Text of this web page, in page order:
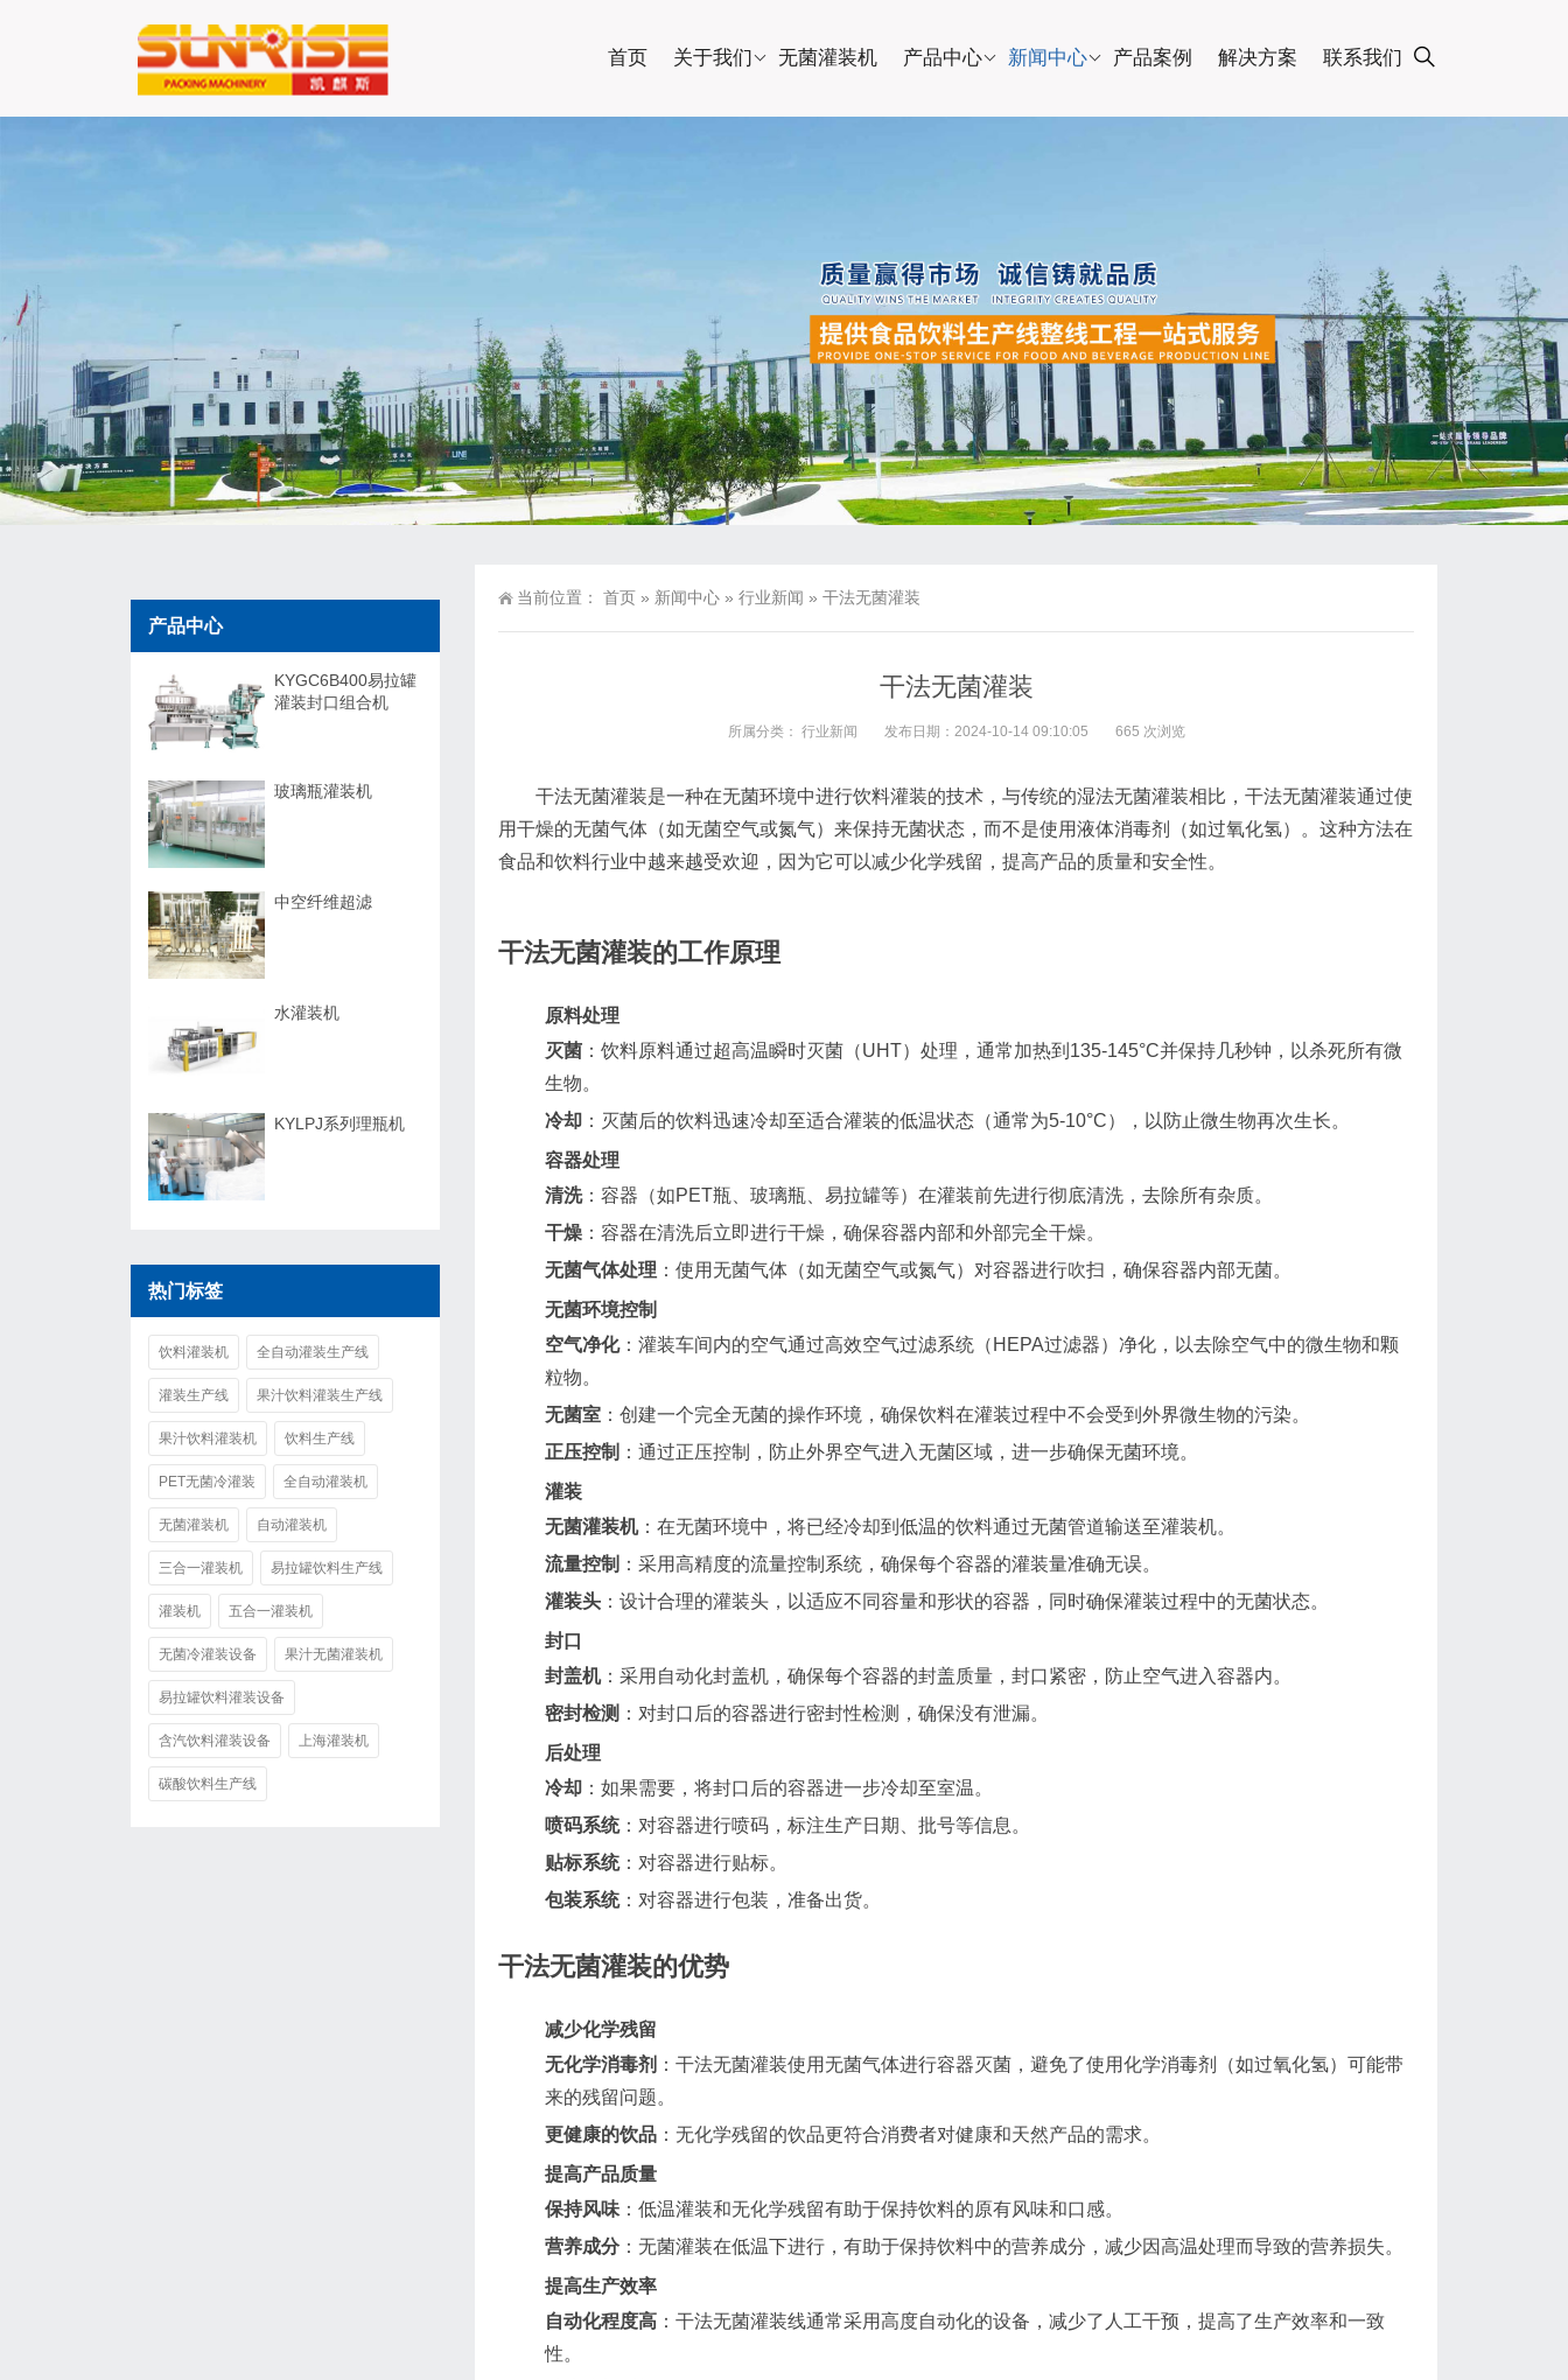
首页 关于我们 无菌灌装机 产品中心 新闻中心 产品案例 解决方案 联系我们
当前位置： 首页 » 新闻中心 » 行业新闻 » 干法无菌灌装
干法无菌灌装
所属分类： 行业新闻 发布日期：2024-10-14 09:10:05 665 次浏览
干法无菌灌装是一种在无菌环境中进行饮料灌装的技术，与传统的湿法无菌灌装相比，干法无菌灌装通过使
用干燥的无菌气体（如无菌空气或氮气）来保持无菌状态，而不是使用液体消毒剂（如过氧化氢）。这种方法在
食品和饮料行业中越来越受欢迎，因为它可以减少化学残留，提高产品的质量和安全性。
干法无菌灌装的工作原理
原料处理
灭菌 ：饮料原料通过超高温瞬时灭菌（UHT）处理，通常加热到135-145°C并保持几秒钟，以杀死所有微
生物。
冷却 ：灭菌后的饮料迅速冷却至适合灌装的低温状态（通常为5-10°C），以防止微生物再次生长。
容器处理
清洗：容器（如PET瓶、玻璃瓶、易拉罐等）在灌装前先进行彻底清洗，去除所有杂质。
干燥 ：容器在清洗后立即进行干燥，确保容器内部和外部完全干燥。
无菌气体处理 ：使用无菌气体（如无菌空气或氮气）对容器进行吹扫，确保容器内部无菌。
无菌环境控制
空气净化：灌装车间内的空气通过高效空气过滤系统（HEPA过滤器）净化，以去除空气中的微生物和颗
粒物。
无菌室 ：创建一个完全无菌的操作环境，确保饮料在灌装过程中不会受到外界微生物的污染。
正压控制 ：通过正压控制，防止外界空气进入无菌区域，进一步确保无菌环境。
灌装
无菌灌装机：在无菌环境中，将已经冷却到低温的饮料通过无菌管道输送至灌装机。
流量控制 ：采用高精度的流量控制系统，确保每个容器的灌装量准确无误。
灌装头 ：设计合理的灌装头，以适应不同容量和形状的容器，同时确保灌装过程中的无菌状态。
封口
封盖机：采用自动化封盖机，确保每个容器的封盖质量，封口紧密，防止空气进入容器内。
密封检测 ：对封口后的容器进行密封性检测，确保没有泄漏。
后处理
冷却 ：如果需要，将封口后的容器进一步冷却至室温。
喷码系统：对容器进行喷码，标注生产日期、批号等信息。
贴标系统：对容器进行贴标。
包装系统：对容器进行包装，准备出货。
干法无菌灌装的优势
减少化学残留
无化学消毒剂 ：干法无菌灌装使用无菌气体进行容器灭菌，避免了使用化学消毒剂（如过氧化氢）可能带
来的残留问题。
更健康的饮品 ：无化学残留的饮品更符合消费者对健康和天然产品的需求。
提高产品质量
保持风味 ：低温灌装和无化学残留有助于保持饮料的原有风味和口感。
营养成分：无菌灌装在低温下进行，有助于保持饮料中的营养成分，减少因高温处理而导致的营养损失。
提高生产效率
自动化程度高 ：干法无菌灌装线通常采用高度自动化的设备，减少了人工干预，提高了生产效率和一致
性。
产品中心
KYGC6B400易拉罐
灌装封口组合机
玻璃瓶灌装机
中空纤维超滤
水灌装机
KYLPJ系列理瓶机
热门标签
饮料灌装机 全自动灌装生产线
灌装生产线 果汁饮料灌装生产线
果汁饮料灌装机 饮料生产线
PET无菌冷灌装 全自动灌装机
无菌灌装机 自动灌装机
三合一灌装机 易拉罐饮料生产线
灌装机 五合一灌装机
无菌冷灌装设备 果汁无菌灌装机
易拉罐饮料灌装设备
含汽饮料灌装设备 上海灌装机
碳酸饮料生产线